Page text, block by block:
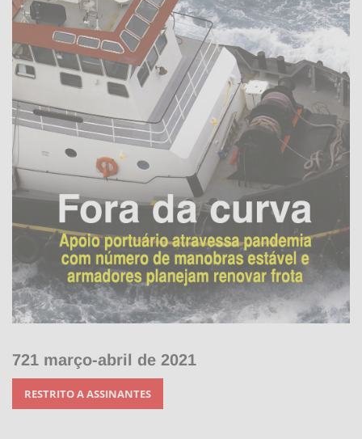
721 março-abril de 2021
RESTRITO A ASSINANTES